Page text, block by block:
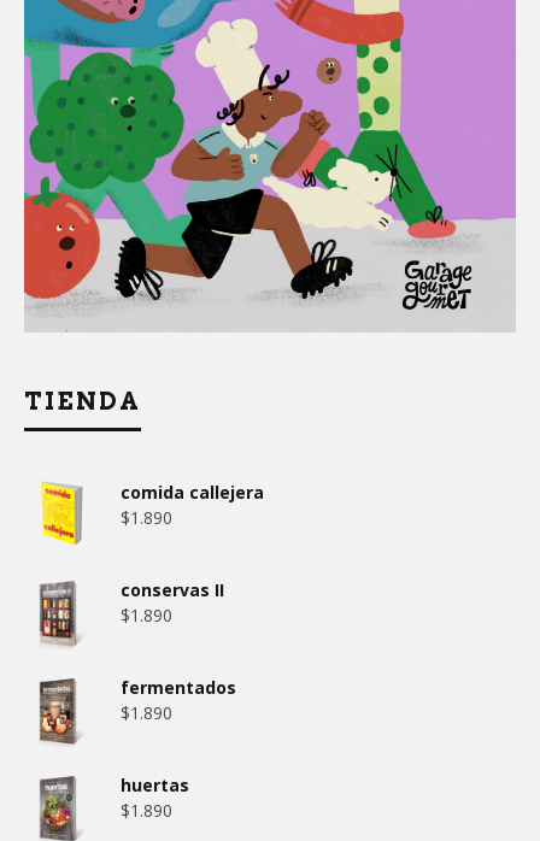
TIENDA
comida callejera
$1.890
conservas II
$1.890
fermentados
$1.890
huertas
$1.890